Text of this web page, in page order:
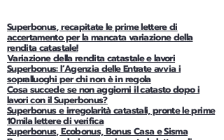
Superbonus, recapitate le prime lettere di
accertamento per la mancata variazione della
rendita catastale!
Variazione della rendita catastale e lavori
Superbonus: l’Agenzia delle Entrate avvia i
sopralluoghi per chi non è in regola
Cosa succede se non aggiorni il catasto dopo i
lavori con il Superbonus?
Superbonus e irregolarità catastali, pronte le prime
10mila lettere di verifica
Superbonus, Ecobonus, Bonus Casa e Sisma